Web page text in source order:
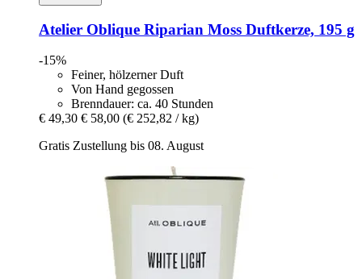
Atelier Oblique Riparian Moss Duftkerze, 195 g
-15%
Feiner, hölzerner Duft
Von Hand gegossen
Brenndauer: ca. 40 Stunden
€ 49,30 € 58,00 (€ 252,82 / kg)
Gratis Zustellung bis 08. August